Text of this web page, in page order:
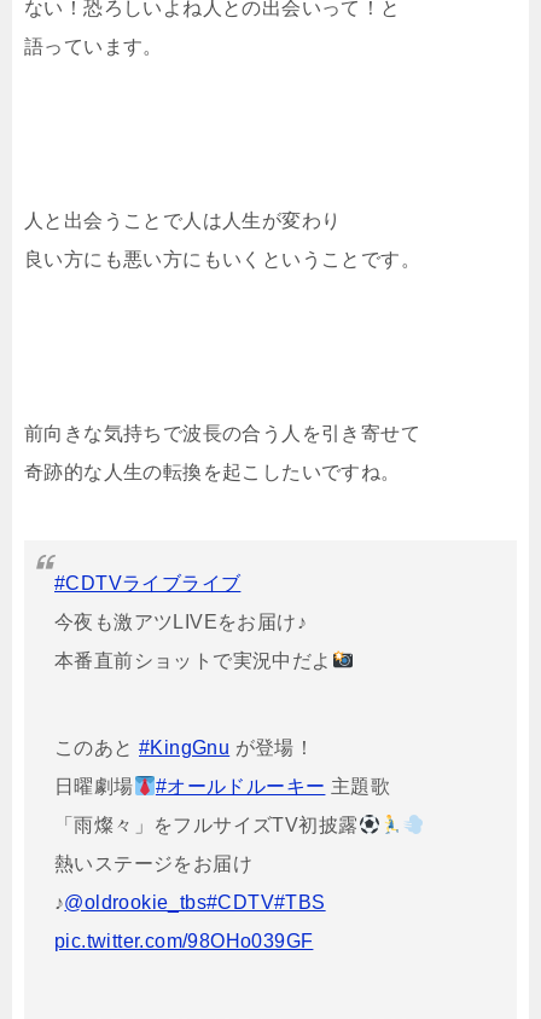
ない！恐ろしいよね人との出会いって！と
語っています。
人と出会うことで人は人生が変わり
良い方にも悪い方にもいくということです。
前向きな気持ちで波長の合う人を引き寄せて
奇跡的な人生の転換を起こしたいですね。
#CDTVライブライブ
今夜も激アツLIVEをお届け♪
本番直前ショットで実況中だよ
このあと #KingGnu が登場！
日曜劇場
#オールドルーキー 主題歌
「雨燦々」をフルサイズTV初披露
熱いステージをお届け
♪@oldrookie_tbs#CDTV#TBS
pic.twitter.com/98OHo039GF